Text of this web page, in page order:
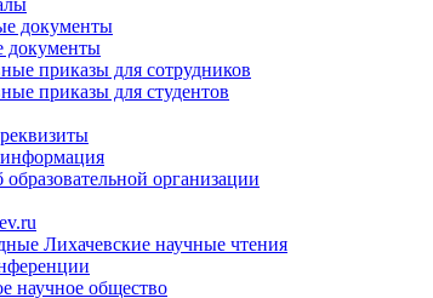
документы
документы
приказы для сотрудников
приказы для студентов
организации
Лихачевские научные чтения
научное общество